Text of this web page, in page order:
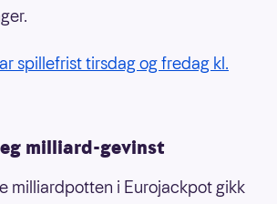
spillefrist tirsdag og fredag kl.
milliard-gevinst
milliardpotten i Eurojackpot gikk